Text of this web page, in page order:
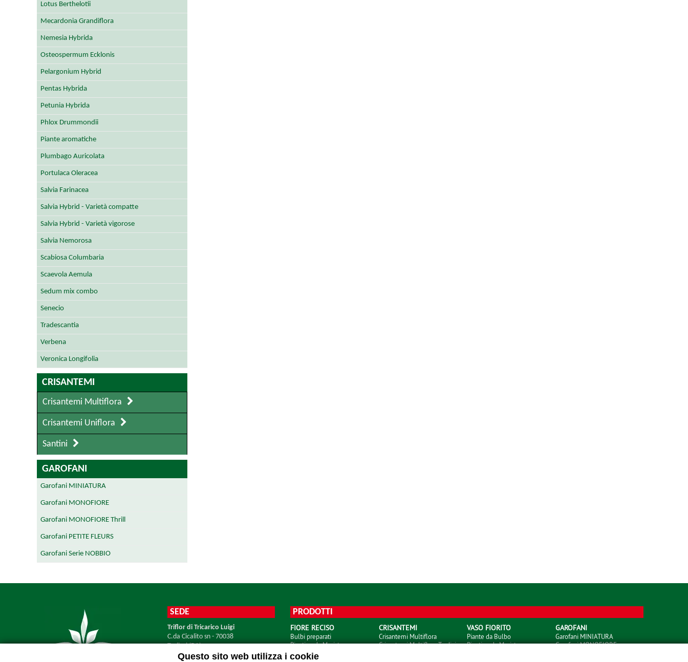
Questo sito web utilizza i cookie
Lotus Berthelotii
Mecardonia Grandiflora
Nemesia Hybrida
Osteospermum Ecklonis
Pelargonium Hybrid
Pentas Hybrida
Petunia Hybrida
Phlox Drummondii
Piante aromatiche
Plumbago Auricolata
Portulaca Oleracea
Salvia Farinacea
Salvia Hybrid - Varietà compatte
Salvia Hybrid - Varietà vigorose
Salvia Nemorosa
Scabiosa Columbaria
Scaevola Aemula
Sedum mix combo
Senecio
Tradescantia
Verbena
Veronica Longifolia
CRISANTEMI
Crisantemi Multiflora
Crisantemi Uniflora
Santini
GAROFANI
Garofani MINIATURA
Garofani MONOFIORE
Garofani MONOFIORE Thrill
Garofani PETITE FLEURS
Garofani Serie NOBBIO
SEDE
Triflor di Tricarico Luigi
C.da Cicalito sn - 70038
Terlizzi (BA)
PRODOTTI
FIORE RECISO
Bulbi preparati
Piantine da Meristema
Piantine da Seme
CRISANTEMI
Crisantemi Multiflora
Crisantemi Multiflora Tardivi
VASO FIORITO
Piante da Bulbo
Piantine da Meristema
GAROFANI
Garofani MINIATURA
Garofani MONOFIORE